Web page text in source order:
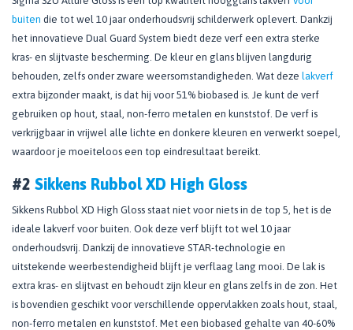
buiten die tot wel 10 jaar onderhoudsvrij schilderwerk oplevert. Dankzij
het innovatieve Dual Guard System biedt deze verf een extra sterke
kras- en slijtvaste bescherming. De kleur en glans blijven langdurig
behouden, zelfs onder zware weersomstandigheden. Wat deze lakverf
extra bijzonder maakt, is dat hij voor 51% biobased is. Je kunt de verf
gebruiken op hout, staal, non-ferro metalen en kunststof. De verf is
verkrijgbaar in vrijwel alle lichte en donkere kleuren en verwerkt soepel,
waardoor je moeiteloos een top eindresultaat bereikt.
#2 Sikkens Rubbol XD High Gloss
Sikkens Rubbol XD High Gloss staat niet voor niets in de top 5, het is de
ideale lakverf voor buiten. Ook deze verf blijft tot wel 10 jaar
onderhoudsvrij. Dankzij de innovatieve STAR-technologie en
uitstekende weerbestendigheid blijft je verflaag lang mooi. De lak is
extra kras- en slijtvast en behoudt zijn kleur en glans zelfs in de zon. Het
is bovendien geschikt voor verschillende oppervlakken zoals hout, staal,
non-ferro metalen en kunststof. Met een biobased gehalte van 40-60%